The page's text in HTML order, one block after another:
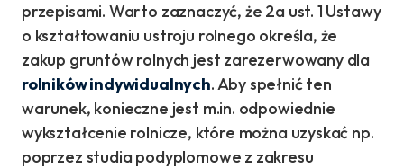
przepisami. Warto zaznaczyć, że 2a ust. 1 Ustawy
o kształtowaniu ustroju rolnego określa, że
zakup gruntów rolnych jest zarezerwowany dla
rolników indywidualnych. Aby spełnić ten
warunek, konieczne jest m.in. odpowiednie
wykształcenie rolnicze, które można uzyskać np.
poprzez studia podyplomowe z zakresu